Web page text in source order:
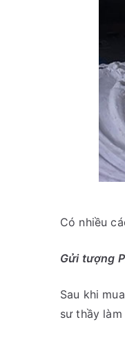
Có nhiều
Gửi tượng
Sau khi
sư thầy